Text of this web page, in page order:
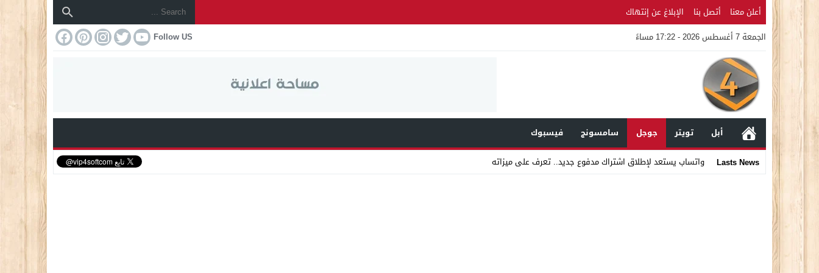
أعلن معنا أتصل بنا
الإبلاغ عن إنتهاك
الجمعة 7 أغسطس 2026 - 17:22 مساءً
Follow US
أبل تويتر جوجل سامسونج
فيسبوك
Lasts News
واتساب يستعد لإطلاق اشتراك مدفوع جديد.. تعرف على ميزاته